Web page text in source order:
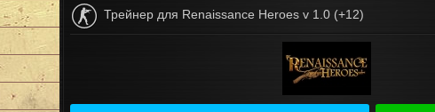
Трейнер для Renaissance Heroes v 1.0 (+12)